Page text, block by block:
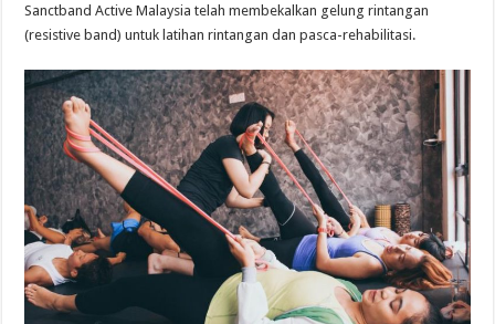
Sanctband Active Malaysia telah membekalkan gelung rintangan
(resistive band) untuk latihan rintangan dan pasca-rehabilitasi.